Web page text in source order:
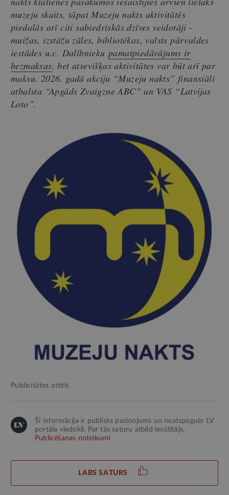
muzeju skaits, tāpat Muzeju nakts aktivitātēs
piedalās arī citi sabiedriskās dzīves veidotāji -
muižas, izstāžu zāles, bibliotēkas, valsts pārvaldes
iestādes u.c. Dalībnieku pamatpiedāvājums ir
bezmaksas, bet atsevišķas aktivitātes var būt arī par
maksu. 2026. gadā akciju “Muzeju nakts” finansiāli
atbalsta “Apgāds Zvaigzne ABC” un VAS “Latvijas
Loto”.
Publicitātes attēls
Šī informācija ir publisks paziņojums un neatspoguļo LV
portāla viedokli. Par tās saturu atbild iesūtītājs.
Publicēšanas noteikumi
LABS SATURS